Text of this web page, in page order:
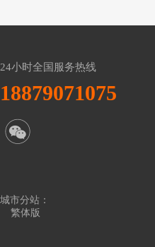
24小时全国服务热线
18879071075
城市分站：
繁体版